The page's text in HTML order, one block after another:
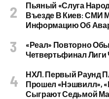
Пьяный «слуга
Въезде В Киев: СМИ
Информацию Об
«Реал» Повторно
Четвертьфинал
НХЛ. Первый Раунд
Прошел «Нэшвилл»,
Сыграют Седьмой